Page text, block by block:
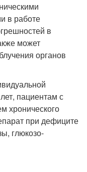
в работе
в
может
органов
пациентам с
хронического
при дефиците
глюкозо-